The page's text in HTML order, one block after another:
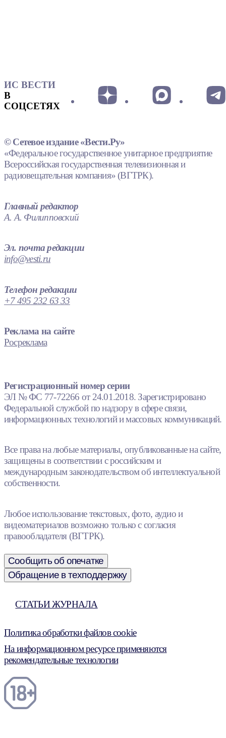
ИС ВЕСТИ
В
СОЦСЕТЯХ
© Сетевое издание «Вести.Ру»
«Федеральное государственное унитарное предприятие
Всероссийская государственная телевизионная и
радиовещательная компания» (ВГТРК).
Главный редактор
А. А. Филипповский
Эл. почта редакции
info@vesti.ru
Телефон редакции
+7 495 232 63 33
Реклама на сайте
Росреклама
Регистрационный номер серии
ЭЛ № ФС 77-72266 от 24.01.2018. Зарегистрировано
Федеральной службой по надзору в сфере связи,
информационных технологий и массовых коммуникаций.
Все права на любые материалы, опубликованные на сайте,
защищены в соответствии с российским и
международным законодательством об интеллектуальной
собственности.
Любое использование текстовых, фото, аудио и
видеоматериалов возможно только с согласия
правообладателя (ВГТРК).
Сообщить об опечатке
Обращение в техподдержку
СТАТЬИ ЖУРНАЛА
Политика обработки файлов cookie
На информационном ресурсе применяются
рекомендательные технологии